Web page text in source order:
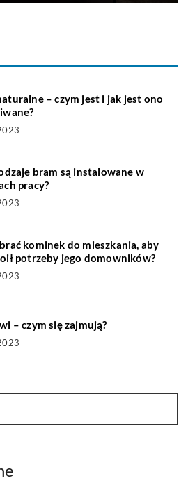
– czym jest i jak jest ono
bram są instalowane w
pracy?
kominek do mieszkania, aby
potrzeby jego domowników?
– czym się zajmują?